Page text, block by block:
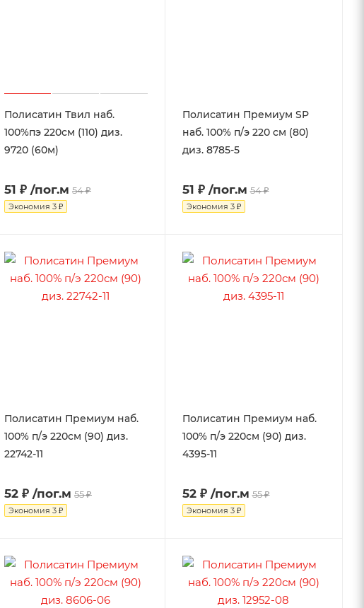
Полисатин Твил наб.
100%пэ 220см (110) диз.
9720 (60м)
51 ₽ /пог.м 54 ₽
Экономия 3 ₽
Полисатин Премиум SP
наб. 100% п/э 220 см (80)
диз. 8785-5
51 ₽ /пог.м 54 ₽
Экономия 3 ₽
Полисатин Премиум наб.
100% п/э 220см (90) диз.
22742-11
52 ₽ /пог.м 55 ₽
Экономия 3 ₽
Полисатин Премиум наб.
100% п/э 220см (90) диз.
4395-11
52 ₽ /пог.м 55 ₽
Экономия 3 ₽